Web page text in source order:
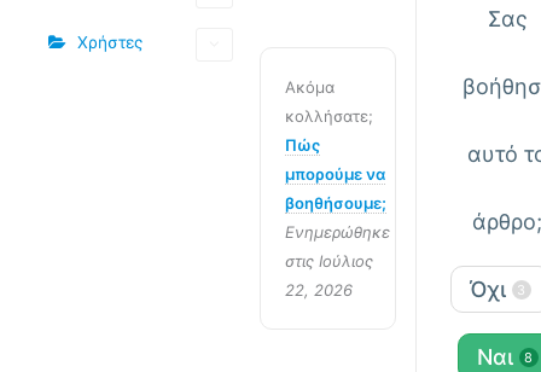
Χρήστες
Ακόμα
κολλήσατε;
Πώς
μπορούμε να
βοηθήσουμε;
Ενημερώθηκε
στις Ιούλιος
22, 2026
Σας
αυτό
Όχι 3
Ναι 8